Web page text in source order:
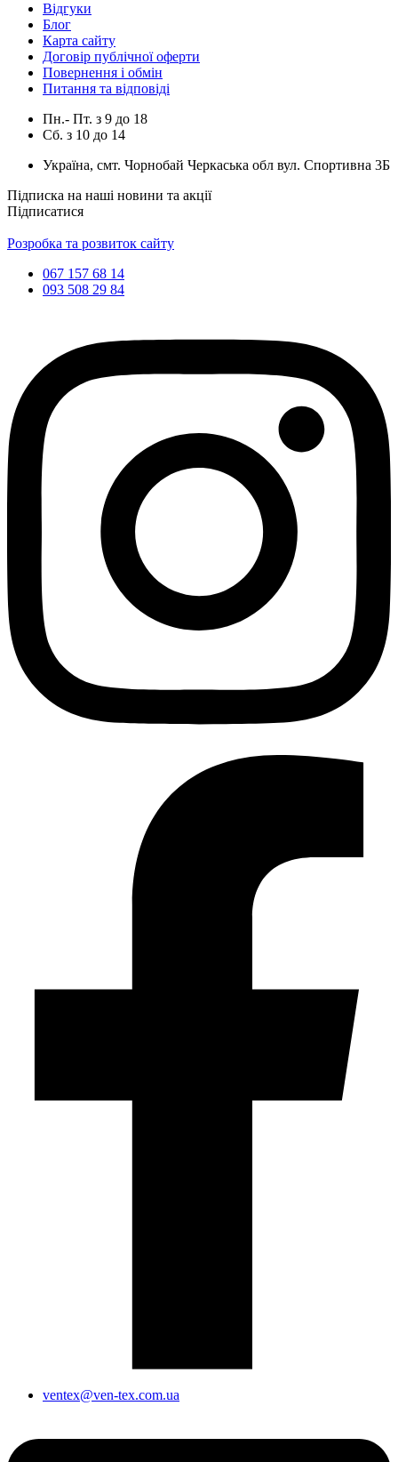
Відгуки
Блог
Карта сайту
Договір публічної оферти
Повернення і обмін
Питання та відповіді
Пн.- Пт. з 9 до 18
Сб. з 10 до 14
Україна, смт. Чорнобай Черкаська обл вул. Спортивна 3Б
Підписка на наші новини та акції
Підписатися
Розробка та розвиток сайту
067 157 68 14
093 508 29 84
ventex@ven-tex.com.ua